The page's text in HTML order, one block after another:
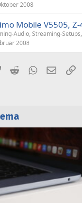
2008
Mobile V5505,
Audio, Streaming-
2008
BlueskyRedditWhatsApp
E-Mail